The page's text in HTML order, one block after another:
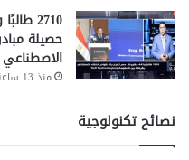
حصيلة
الاصطناعي
منذ 13 ساعة
نصائح تكنولوجية